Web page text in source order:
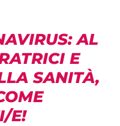
AL
E
SANITÀ,
E!